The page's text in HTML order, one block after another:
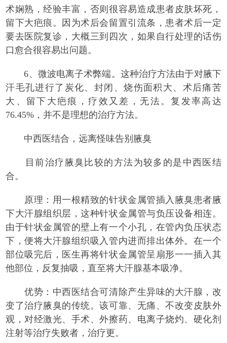
术娴熟，经验丰富，否则很容易造成患者皮肤坏死，
留下大疤痕。因为术后会留置引流条，患者术后一定
要去医院复诊，大概三到四次，如果自行处理的话伤
口愈合很容易出问题。
6、微波电离子术弊端。这种治疗方法由于对腋下
汗毛孔进行了炭化、封闭、烧伤面积大、术后痛苦
大、留下大疤痕，疗效又差，无法。复发率高达
76.45%，并不是理想的治疗方法。
中西医结合，远离怪味告别腋臭
目前治疗腋臭比较的方法为较多的是中西医结
合。
原理：用一根精致的针状金属管插入腋臭患者腋
下大汗腺组织层，这种针状金属管与负压设备相连。
由于针状金属管的壁上有一个小孔，在管内负压状态
下，便将大汗腺组织吸入管内进而排出体外。在一个
部位吸完后，医生再将针状金属管呈扇形一一插入其
他部位，反复抽吸，直至将大汗腺基本吸净。
优势：中西医结合可清除产生异味的大汗腺，改
变了治疗腋臭的传统。该可靠、无痛、不改变皮肤外
观，对经激光、手术、外擦药、电离子烧灼、硬化剂
注射等治疗失败者，治疗更。